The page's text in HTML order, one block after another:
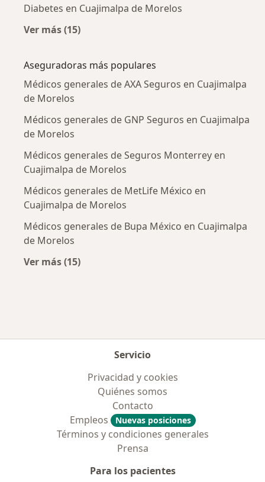
Diabetes en Cuajimalpa de Morelos
Ver más (15)
Aseguradoras más populares
Médicos generales de AXA Seguros en Cuajimalpa
de Morelos
Médicos generales de GNP Seguros en Cuajimalpa
de Morelos
Médicos generales de Seguros Monterrey en
Cuajimalpa de Morelos
Médicos generales de MetLife México en
Cuajimalpa de Morelos
Médicos generales de Bupa México en Cuajimalpa
de Morelos
Ver más (15)
Servicio
Privacidad y cookies
Quiénes somos
Contacto
Empleos
Nuevas posiciones
Términos y condiciones generales
Prensa
Para los pacientes